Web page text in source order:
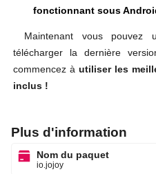
fonctionnant sous
Maintenant vous pouvez
télécharger la dernière
commencez à utiliser les
inclus !
Plus d'information
Nom du paquet
io.jojoy